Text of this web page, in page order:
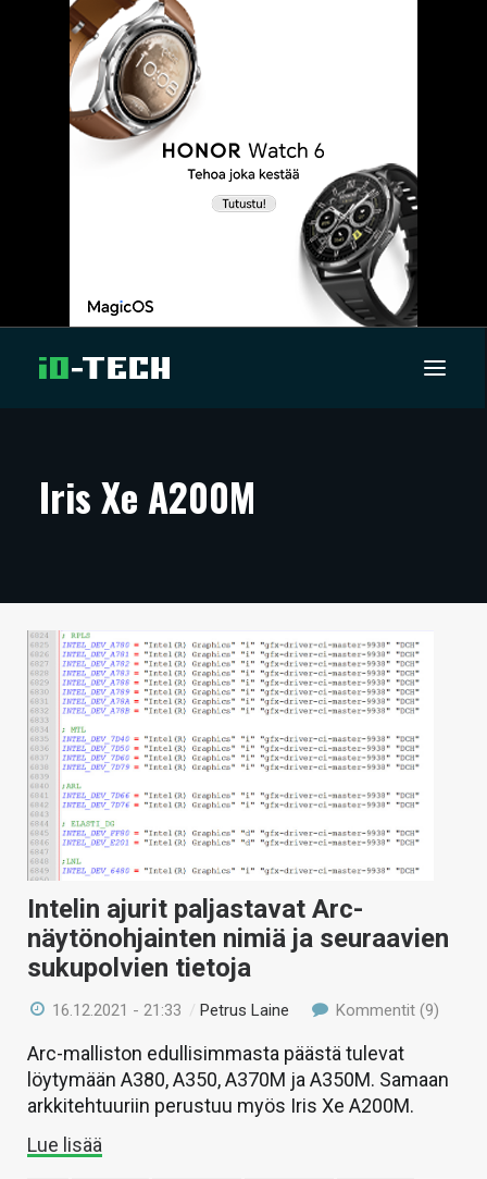
ARTIKKELIT
TECHBBS
TIETOA
HINTA.FI
KAUPPA
VAIHDA TEEMA
HAKU
Iris Xe A200M
Intelin ajurit paljastavat Arc-
näytönohjainten nimiä ja seuraavien
sukupolvien tietoja
16.12.2021 - 21:33 /Petrus Laine Kommentit (9)
Arc-malliston edullisimmasta päästä tulevat
löytymään A380, A350, A370M ja A350M. Samaan
arkkitehtuuriin perustuu myös Iris Xe A200M.
Lue lisää